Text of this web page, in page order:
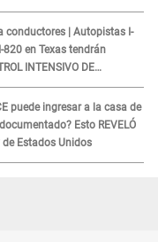
conductores | Autopistas I-
820 en Texas tendrán
INTENSIVO DE
Estas serán las
CRÍTICAS
puede ingresar a la casa de
Esto REVELÓ
de Estados Unidos